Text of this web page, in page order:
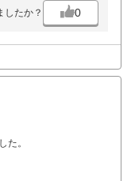
したか？ 0
た。